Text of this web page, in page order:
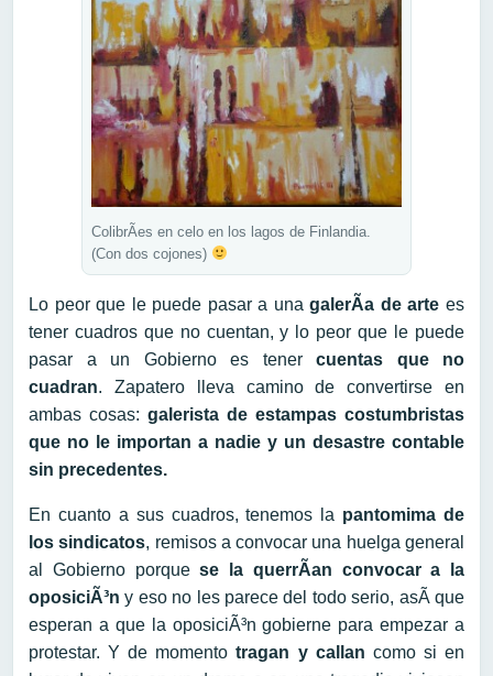
ColibrÃ­es en celo en los lagos de Finlandia.
(Con dos cojones)
Lo peor que le puede pasar a unagalerÃ­a de arte es
tener cuadros que no cuentan, y lo peor que le puede
pasar a un Gobierno es tener cuentas que no
cuadran. Zapatero lleva camino de convertirse en
ambas cosas: galerista de estampas costumbristas
que no le importan a nadie y un desastre contable
sin precedentes.
En cuanto a sus cuadros, tenemos la pantomima de
los sindicatos, remisos a convocar una huelga general
al Gobierno porquese la querrÃ­an convocar a la
oposiciÃ³n y eso no les parece del todo serio, asÃ­ que
esperan a que la oposiciÃ³n gobierne para empezar a
protestar. Y de momentotragan y callan como si en